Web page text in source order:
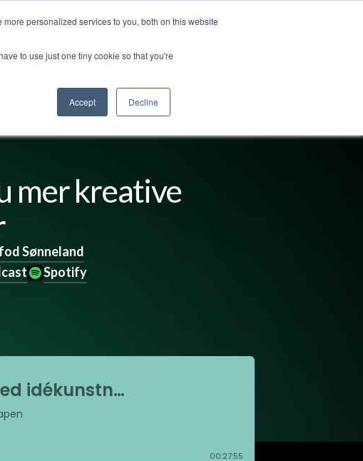
personalized services to you, both on this website
to use just one tiny cookie so that you're
Accept Decline
Om oss Logg inn Kontakt oss
mer kreative
Sønneland
Spotify